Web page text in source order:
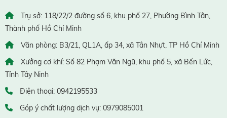
Trụ sở: 118/22/2 đường số 6, khu phố 27, Phường Bình Tân,
Thành phố Hồ Chí Minh
Văn phòng: B3/21, QL1A, ấp 34, xã Tân Nhựt, TP Hồ Chí Minh
Xưởng cơ khí: Số 82 Phạm Văn Ngũ, khu phố 5, xã Bến Lức,
Tỉnh Tây Ninh
Điện thoại: 0942195533
Góp ý chất lượng dịch vụ: 0979085001